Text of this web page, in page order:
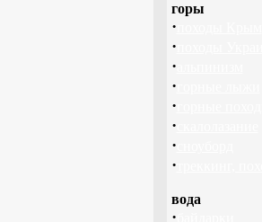
горы
·
·
·
·
·
·
·
·
вода
·